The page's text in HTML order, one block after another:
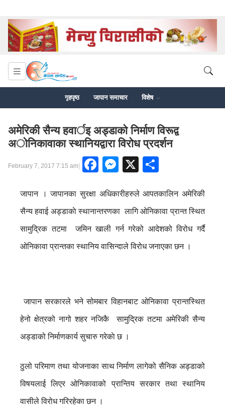
गृहपृष्ठ जापान समाचार विशेष
अमेरिकी सैन्य हवार्इ अड्डाकाे निर्माण विरूद्व
अाेनिकावाका स्थानियद्वारा विराेध प्रदर्शन
February 7, 2017 7:15 am| Facebook
Messenger
X
जापान । जापानका सुरक्षा अधिकारीहरुले आपतकालिन अमेरिकी
सैन्य हवाई अड्डाकाे स्थानान्तरणका लागि ओनिकावा प्रान्त स्थित
सामुद्रिक तटमा जमिन खाली गर्न गरेको आदेशको विरोध गर्दै
ओनिकावा प्रान्तका स्थानिय वासिन्दाले विरोध जनाएका छन ।
जापान सरकारले भने सोमबार विहानबाट ओनिकावा प्रान्तस्थित
हेनो क्षेत्रको नागो शहर नजिकै सामुद्रिक तटमा अमेरिकी सैन्य
अड्डाको निर्माणकार्य सुचारु गरेकाे छ ।
ठुलो परिमाण तथा योजनाका साथ निर्माण लागेको सैनिक अड्डाको
विषयलाई लिएर ओनिकावाको प्रान्तिय सरकार तथा स्थानिय
वासीले विरोध गरिरहेका छन ।